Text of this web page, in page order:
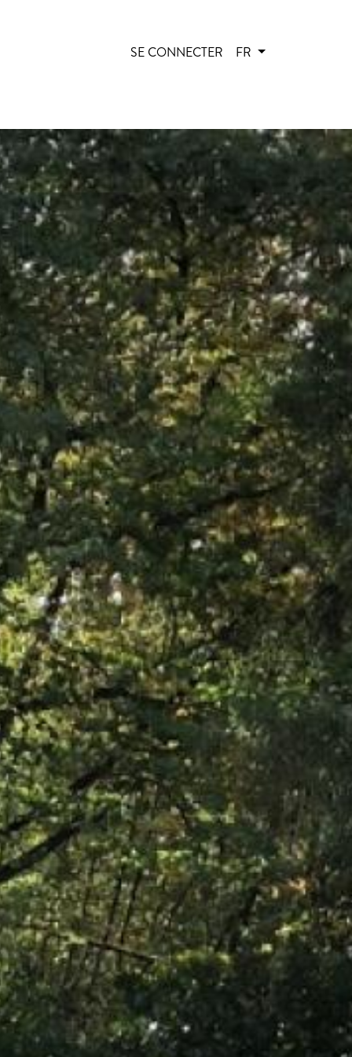
Sélecteur
FR
User account menu
SE CONNECTER